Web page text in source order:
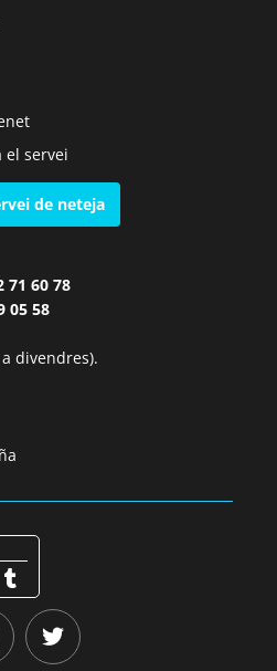
el servei
de neteja
71 60 78
05 58
divendres).